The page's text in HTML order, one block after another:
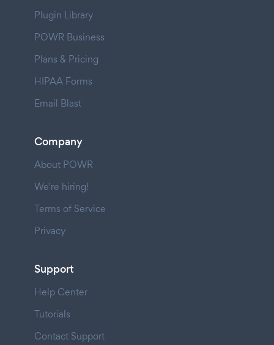
Plugin Library
POWR Business
Plans & Pricing
HIPAA Forms
Email Blast
Company
About POWR
We're hiring!
Terms of Service
Privacy
Support
Help Center
Tutorials
Contact Support